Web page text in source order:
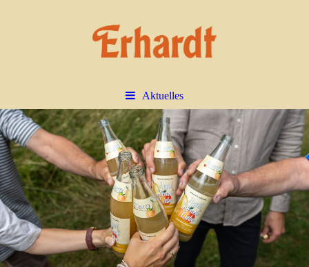
Aktuelles